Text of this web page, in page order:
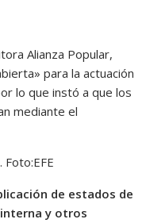
Alianza Popular,
para la actuación
lo que instó a que los
mediante el
Foto:EFE
de estados de
y otros